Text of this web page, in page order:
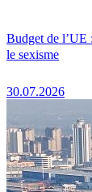
Budget de l’UE
le sexisme
30.07.2026